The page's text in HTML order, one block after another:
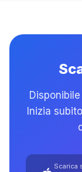
Inizia
Scarica